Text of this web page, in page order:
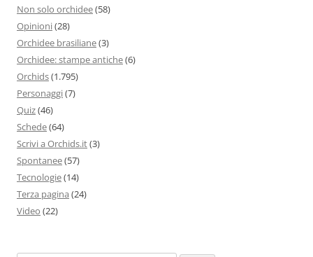
Non solo orchidee(58)
Opinioni(28)
Orchidee brasiliane(3)
Orchidee: stampe antiche(6)
Orchids(1.795)
Personaggi(7)
Quiz(46)
Schede(64)
Scrivi a Orchids.it(3)
Spontanee(57)
Tecnologie(14)
Terza pagina (24)
Video (22)